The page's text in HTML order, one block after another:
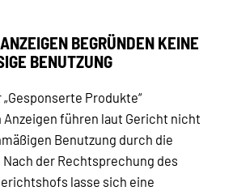
BEGRÜNDEN KEINE
BENUTZUNG
Produkte“
führen laut Gericht nicht
Benutzung durch die
der Rechtsprechung des
lasse sich eine